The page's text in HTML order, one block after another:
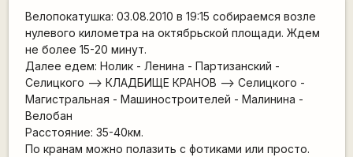
Велопокатушка: 03.08.2010 в 19:15 собираемся возле
нулевого километра на октябрьской площади. Ждем
не более 15-20 минут.
Далее едем: Нолик - Ленина - Партизанский -
Селицкого --> КЛАДБИЩЕ КРАНОВ --> Селицкого -
Магистральная - Машиностроителей - Малинина -
Велобан
Расстояние: 35-40км.
По кранам можно полазить с фотиками или просто.